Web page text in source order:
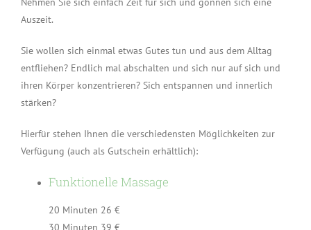
Auszeit.
Sie wollen sich einmal etwas Gutes tun und aus dem Alltag
entfliehen? Endlich mal abschalten und sich nur auf sich und
ihren Körper konzentrieren? Sich entspannen und innerlich
stärken?
Hierfür stehen Ihnen die verschiedensten Möglichkeiten zur
Verfügung (auch als Gutschein erhältlich):
Funktionelle Massage
20 Minuten 26 €
30 Minuten 39 €